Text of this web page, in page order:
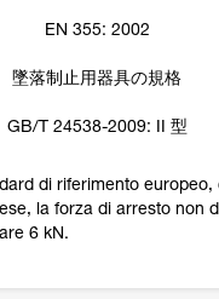
EN 355: 2002
墜落制止用器具の規格
GB/T 24538-2009: II 型
di riferimento europeo,
la forza di arresto non
6 kN.